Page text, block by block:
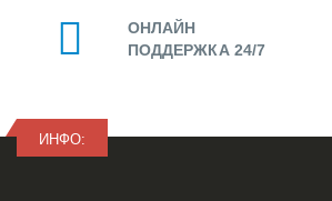
ОНЛАЙН
ПОДДЕРЖКА 24/7
ИНФО: